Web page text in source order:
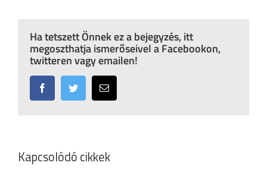
Ha tetszett Önnek ez a bejegyzés, itt
megoszthatja ismerőseivel a Facebookon,
twitteren vagy emailen!
FacebookTwitter Email:
Kapcsolódó cikkek